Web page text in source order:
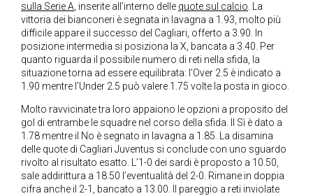
sulla Serie A, inserite all’interno delle quote sul calcio. La
vittoria dei bianconeri è segnata in lavagna a 1.93, molto più
difficile appare il successo del Cagliari, offerto a 3.90. In
posizione intermedia si posiziona la X, bancata a 3.40. Per
quanto riguarda il possibile numero di reti nella sfida, la
situazione torna ad essere equilibrata: l’Over 2.5 è indicato a
1.90 mentre l’Under 2.5 può valere 1.75 volte la posta in gioco.
Molto ravvicinate tra loro appaiono le opzioni a proposito del
gol di entrambe le squadre nel corso della sfida. Il Sì è dato a
1.78 mentre il No è segnato in lavagna a 1.85. La disamina
delle quote di Cagliari Juventus si conclude con uno sguardo
rivolto al risultato esatto. L’1-0 dei sardi è proposto a 10.50,
sale addirittura a 18.50 l’eventualità del 2-0. Rimane in doppia
cifra anche il 2-1, bancato a 13.00. Il pareggio a reti inviolate